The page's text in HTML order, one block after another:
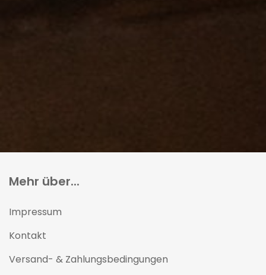
Mehr über...
Impressum
Kontakt
Versand- & Zahlungsbedingungen